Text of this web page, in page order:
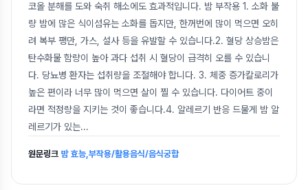
코올 분해를 도와 숙취 해소에도 효과적입니다. 밤 부작용 1. 소화 불
량 밤에 많은 식이섬유는 소화를 돕지만, 한꺼번에 많이 먹으면 오히
려 복부 팽만, 가스, 설사 등을 유발할 수 있습니다.2. 혈당 상승밤은
탄수화물 함량이 높아 과다 섭취 시 혈당이 급격히 오를 수 있습니
다. 당뇨병 환자는 섭취량을 조절해야 합니다. 3. 체중 증가칼로리가
높은 편이라 너무 많이 먹으면 살이 찔 수 있습니다. 다이어트 중이
라면 적정량을 지키는 것이 좋습니다.4. 알레르기 반응 드물게 밤 알
레르기가 있는...
원문링크 밤 효능,부작용/활용음식/음식궁합